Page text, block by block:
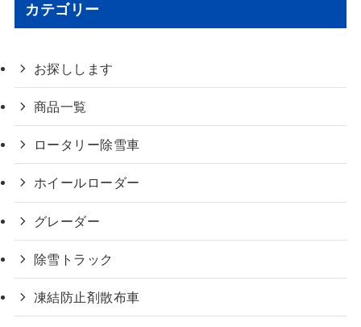
カテゴリー
お探しします
商品一覧
ロータリー除雪車
ホイールローダー
グレーダー
除雪トラック
凍結防止剤散布車